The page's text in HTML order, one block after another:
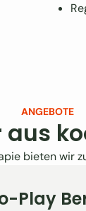
ANGEBOTE
bieten wir
Play